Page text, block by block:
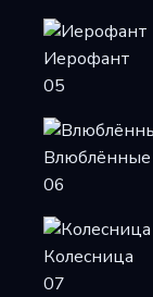
Иерофант
05
Влюблённые
06
Колесница
07